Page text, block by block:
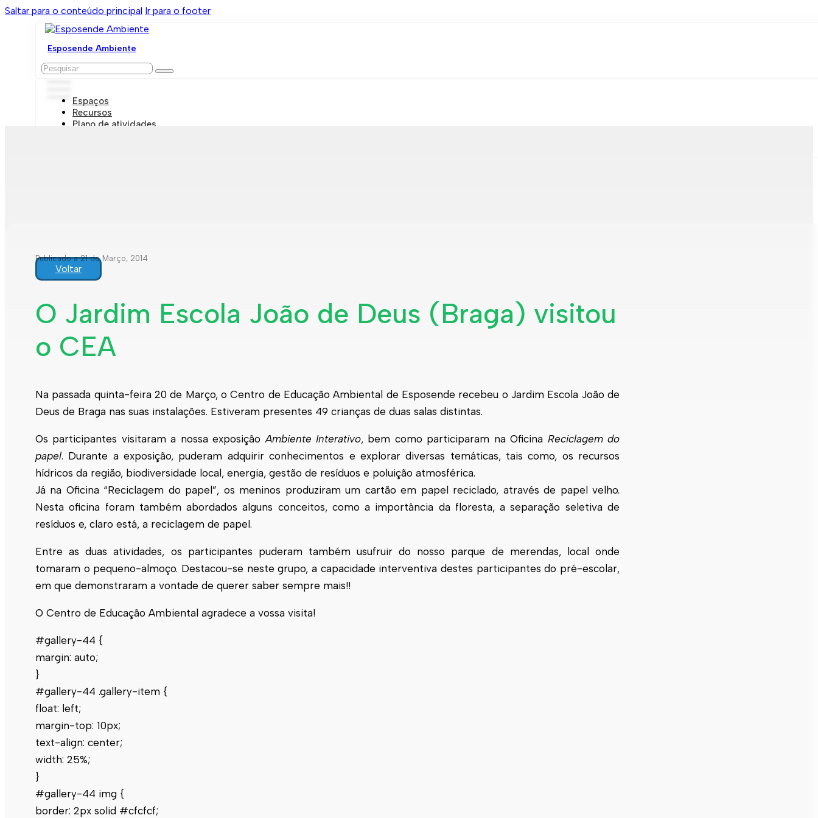
Saltar para o conteúdo principal Ir para o footer
Esposende Ambiente
Pesquisar
Espaços
Recursos
Plano de atividades
Publicado a 21 de Março, 2014
Voltar
O Jardim Escola João de Deus (Braga) visitou
o CEA
Na passada quinta-feira 20 de Março, o Centro de Educação Ambiental de Esposende recebeu o Jardim Escola João de
Deus de Braga nas suas instalações. Estiveram presentes 49 crianças de duas salas distintas.
Os participantes visitaram a nossa exposição Ambiente Interativo, bem como participaram na Oficina Reciclagem do
papel. Durante a exposição, puderam adquirir conhecimentos e explorar diversas temáticas, tais como, os recursos
hídricos da região, biodiversidade local, energia, gestão de resíduos e poluição atmosférica.
Já na Oficina “Reciclagem do papel”, os meninos produziram um cartão em papel reciclado, através de papel velho.
Nesta oficina foram também abordados alguns conceitos, como a importância da floresta, a separação seletiva de
resíduos e, claro está, a reciclagem de papel.
Entre as duas atividades, os participantes puderam também usufruir do nosso parque de merendas, local onde
tomaram o pequeno-almoço. Destacou-se neste grupo, a capacidade interventiva destes participantes do pré-escolar,
em que demonstraram a vontade de querer saber sempre mais!!
O Centro de Educação Ambiental agradece a vossa visita!
#gallery-44 {
margin: auto;
}
#gallery-44 .gallery-item {
float: left;
margin-top: 10px;
text-align: center;
width: 25%;
}
#gallery-44 img {
border: 2px solid #cfcfcf;